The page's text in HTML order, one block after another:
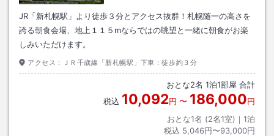
JR「新札幌駅」より徒歩３分とアクセス抜群！札幌随一の高さを
誇る朝食会場、地上１１５mならではの眺望と一緒に朝食がお楽
しみいただけます。
アクセス： ＪＲ千歳線「新札幌駅」下車：徒歩約３分
おとな2名 1泊1部屋 合計
税込 10,092円 〜 186,000円
おとな1名 (2名1室)｜ 1泊
税込 5,046円〜93,000円